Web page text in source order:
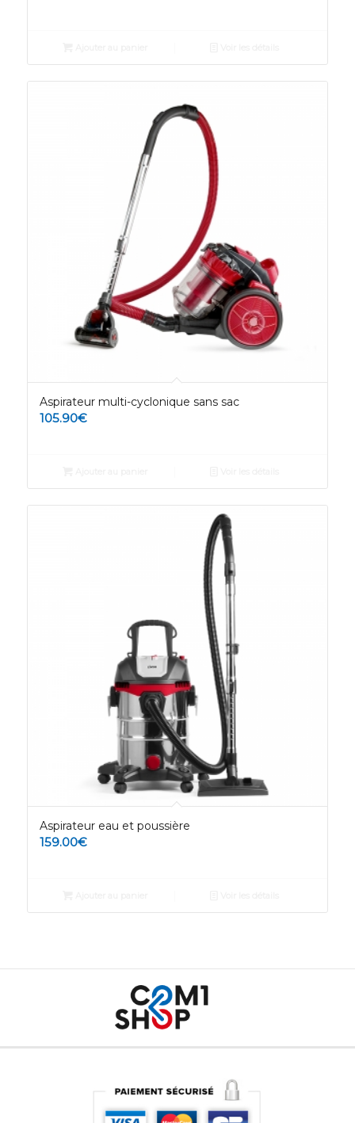
Aspirateur multi-cyclonique sans sac
105.90€
Aspirateur eau et poussière
159.00€